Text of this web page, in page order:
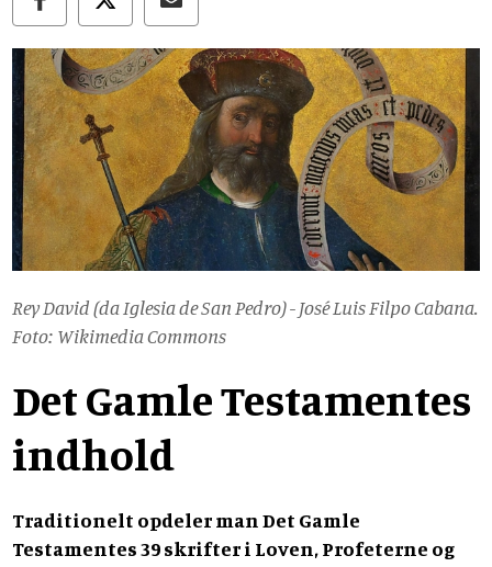
Rey David (da Iglesia de San Pedro) - José Luis Filpo Cabana.
Foto: Wikimedia Commons
Det Gamle Testamentes
indhold
Traditionelt opdeler man Det Gamle
Testamentes 39 skrifter i Loven, Profeterne og